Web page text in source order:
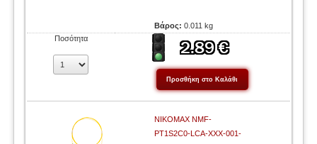
Βάρος:0.011 kg
Ποσότητα
NIKOMAX NMF-
PT1S2C0-LCA-XXX-001-